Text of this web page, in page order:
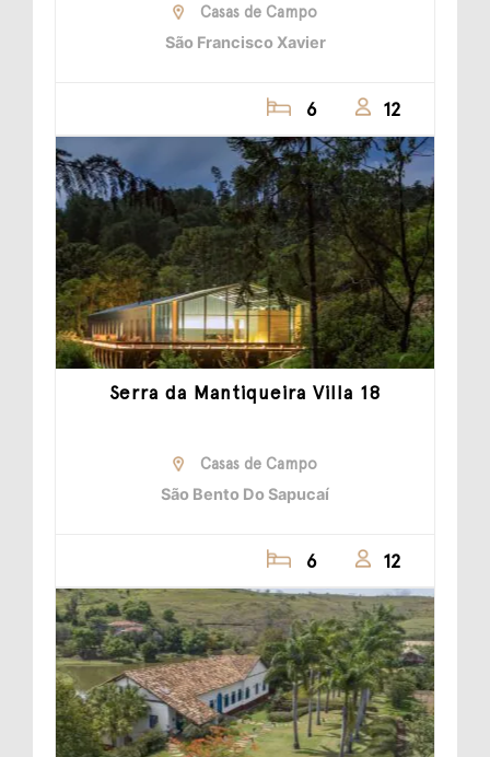
Casas de Campo
São Francisco Xavier
6 12
Serra da Mantiqueira Villa 18
Casas de Campo
São Bento Do Sapucaí
6 12